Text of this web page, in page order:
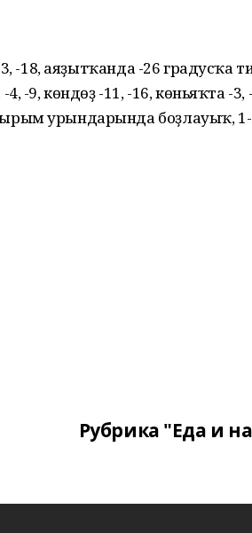
-18, аяҙытҡанда -26 градусҡа
-9, көндөҙ -11, -16, көньяҡта -3,
урындарында боҙлауыҡ,
Рубрика "Еда и